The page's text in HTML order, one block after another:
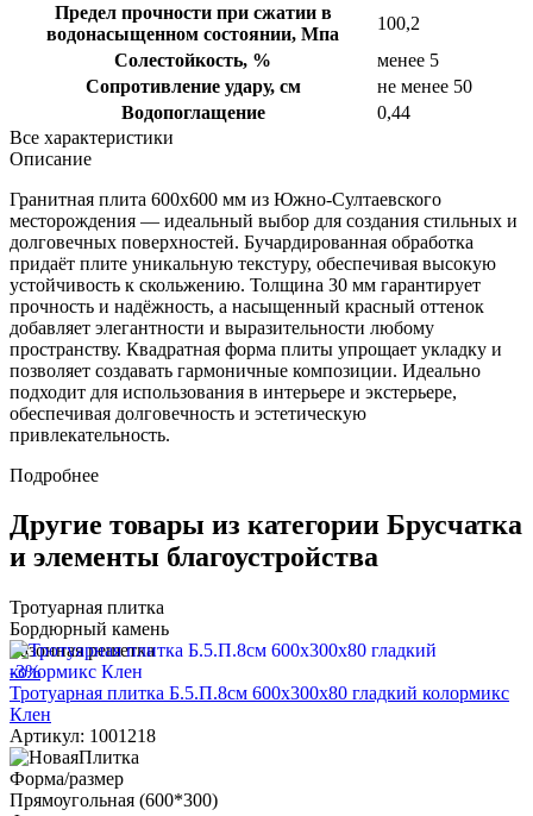
Предел прочности при сжатии в
водонасыщенном состоянии, Мпа
100,2
Солестойкость, %
менее 5
Сопротивление удару, см
не менее 50
Водопоглащение
0,44
Все характеристики
Описание
Гранитная плита 600х600 мм из Южно-Султаевского
месторождения — идеальный выбор для создания стильных и
долговечных поверхностей. Бучардированная обработка
придаёт плите уникальную текстуру, обеспечивая высокую
устойчивость к скольжению. Толщина 30 мм гарантирует
прочность и надёжность, а насыщенный красный оттенок
добавляет элегантности и выразительности любому
пространству. Квадратная форма плиты упрощает укладку и
позволяет создавать гармоничные композиции. Идеально
подходит для использования в интерьере и экстерьере,
обеспечивая долговечность и эстетическую
привлекательность.
Подробнее
Другие товары из категории Брусчатка
и элементы благоустройства
Тротуарная плитка
Бордюрный камень
Газонная решетка
-3%
Тротуарная плитка Б.5.П.8см 600х300х80 гладкий колормикс
Клен
Артикул: 1001218
Форма/размер
Прямоугольная (600*300)